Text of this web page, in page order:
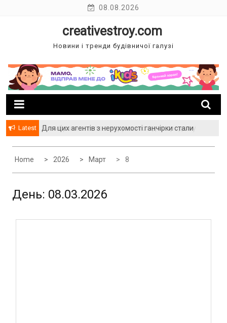
08.08.2026
creativestroy.com
Новини і тренди будівничої галузі
Latest
Для цих агентів з нерухомості ганчірки стали
Home 2026 Март 8
День: 08.03.2026